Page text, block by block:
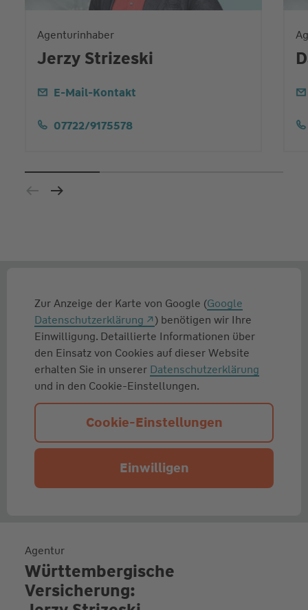
Agenturinhaber
Jerzy Strizeski
E-Mail-Kontakt
07722/9175578
Zur Anzeige der Karte von Google (Google
Datenschutzerklärung
) benötigen wir Ihre
Einwilligung. Detaillierte Informationen über
den Einsatz von Cookies auf dieser Website
erhalten Sie in unserer Datenschutzerklärung
und in den Cookie-Einstellungen.
Cookie-Einstellungen
Einwilligen
Agentur
Württembergische
Versicherung: